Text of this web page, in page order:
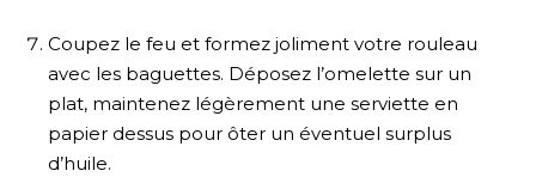
Coupez le feu et formez joliment votre rouleau
avec les baguettes. Déposez l’omelette sur un
plat, maintenez légèrement une serviette en
papier dessus pour ôter un éventuel surplus
d’huile.